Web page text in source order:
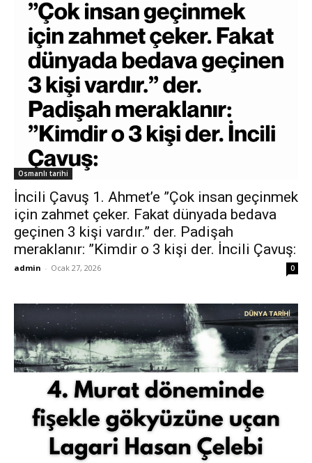
Osmanlı tarihi
İncili Çavuş 1. Ahmet’e ”Çok insan geçinmek
için zahmet çeker. Fakat dünyada bedava
geçinen 3 kişi vardır.” der. Padişah
meraklanır: ”Kimdir o 3 kişi der. İncili Çavuş:
admin - Ocak 27, 2026 0